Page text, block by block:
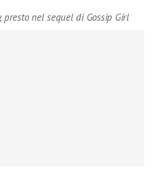
presto nel sequel di Gossip Girl